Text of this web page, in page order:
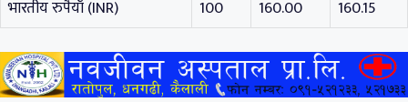
भारतीय रुपैयाँ (INR)
100 160.00 160.15